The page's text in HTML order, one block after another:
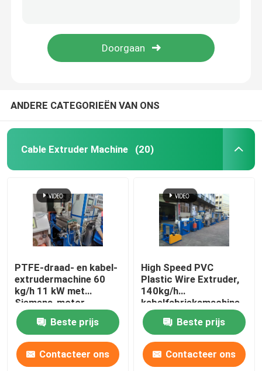
Kabel die Machine verdraaien
Koperen upcast machine
koperen lasmachine
Spiraalgeweld buismachine
Lasersnijmachine
ANDERE CATEGORIEËN VAN ONS
Cable Extruder Machine (20)
PTFE-draad- en kabel-
extrudermachine 60
kg/h 11 kW met
Siemens-motor
Beste prijs
Contacteer ons
High Speed PVC
Plastic Wire Extruder,
140kg/h
kabelfabrieksmachine
Beste prijs
Contacteer ons